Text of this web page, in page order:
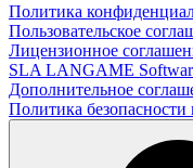
Политика
Пользовательское
Лицензионное
SLA LANGAME
Дополнительное
Политика безопасности